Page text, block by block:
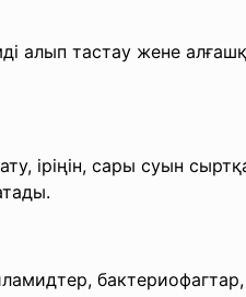
алып тастау жене
іріңін, сары суын